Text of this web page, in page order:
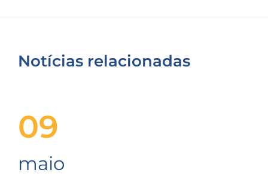
Notícias relacionadas
09
maio